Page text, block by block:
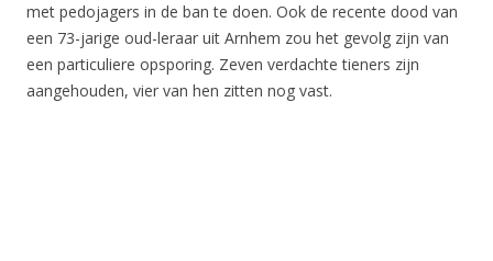
met pedojagers in de ban te doen. Ook de recente dood van
een 73-jarige oud-leraar uit Arnhem zou het gevolg zijn van
een particuliere opsporing. Zeven verdachte tieners zijn
aangehouden, vier van hen zitten nog vast.